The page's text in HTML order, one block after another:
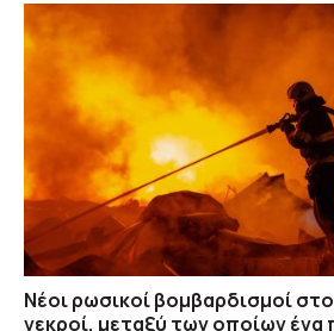
Νέοι ρωσικοί βομβαρδισμοί
νεκροί, μεταξύ των οποίων ένα